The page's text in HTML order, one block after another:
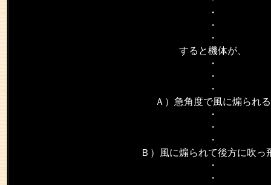
・
・
・
すると機体が、
・
・
・
Ａ）急角度で風に煽られる
・
・
・
Ｂ）風に煽られて後方に吹っ
・
・